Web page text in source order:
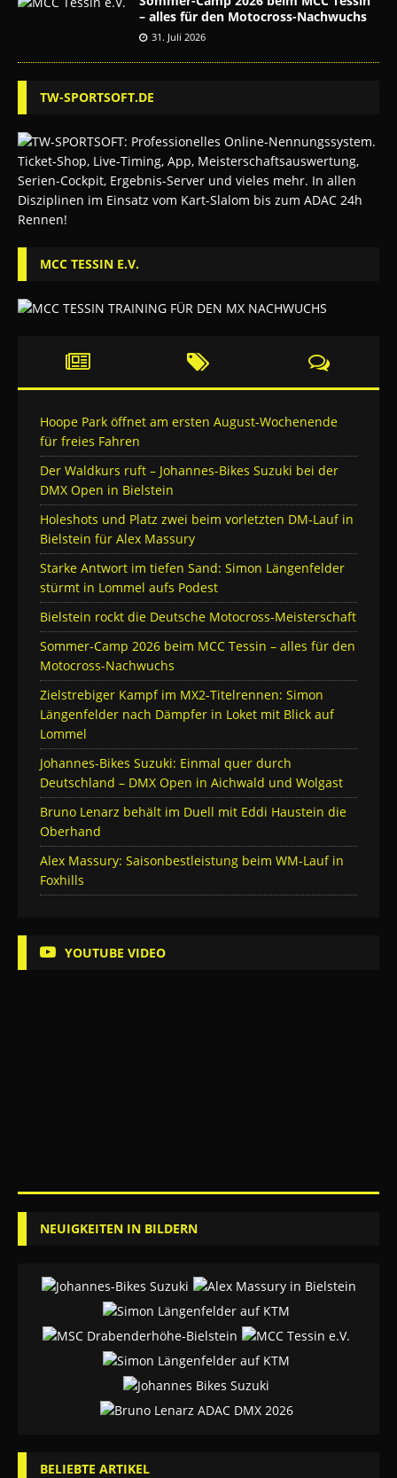
– alles für den Motocross-Nachwuchs
31. Juli 2026
TW-SPORTSOFT.DE
MCC TESSIN E.V.
Hoope Park öffnet am ersten August-Wochenende
für freies Fahren
Der Waldkurs ruft – Johannes-Bikes Suzuki bei der
DMX Open in Bielstein
Holeshots und Platz zwei beim vorletzten DM-Lauf in
Bielstein für Alex Massury
Starke Antwort im tiefen Sand: Simon Längenfelder
stürmt in Lommel aufs Podest
Bielstein rockt die Deutsche Motocross-Meisterschaft
Sommer-Camp 2026 beim MCC Tessin – alles für den
Motocross-Nachwuchs
Zielstrebiger Kampf im MX2-Titelrennen: Simon
Längenfelder nach Dämpfer in Loket mit Blick auf
Lommel
Johannes-Bikes Suzuki: Einmal quer durch
Deutschland – DMX Open in Aichwald und Wolgast
Bruno Lenarz behält im Duell mit Eddi Haustein die
Oberhand
Alex Massury: Saisonbestleistung beim WM-Lauf in
Foxhills
YOUTUBE VIDEO
NEUIGKEITEN IN BILDERN
BELIEBTE ARTIKEL